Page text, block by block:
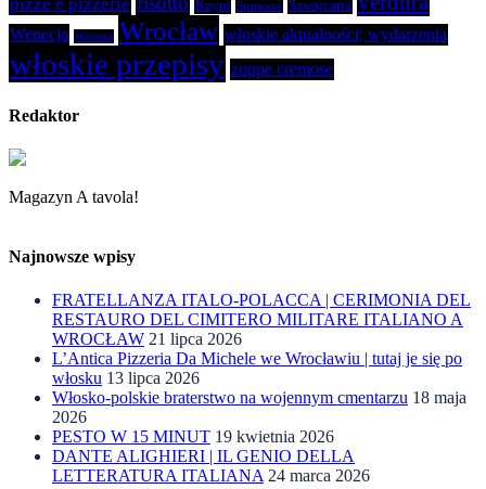
pizze e pizzerie
Rzym Sirmione Szwajcaria
Wenecja Werona Wrocław włoskie aktualności; wydarzenia
włoskie przepisy zuppe cremose
Redaktor
Magazyn A tavola!
Najnowsze wpisy
FRATELLANZA ITALO-POLACCA | CERIMONIA DEL
RESTAURO DEL CIMITERO MILITARE ITALIANO A
WROCŁAW 21 lipca 2026
L’Antica Pizzeria Da Michele we Wrocławiu | tutaj je się po
włosku 13 lipca 2026
Włosko-polskie braterstwo na wojennym cmentarzu 18 maja
2026
PESTO W 15 MINUT 19 kwietnia 2026
DANTE ALIGHIERI | IL GENIO DELLA
LETTERATURA ITALIANA 24 marca 2026